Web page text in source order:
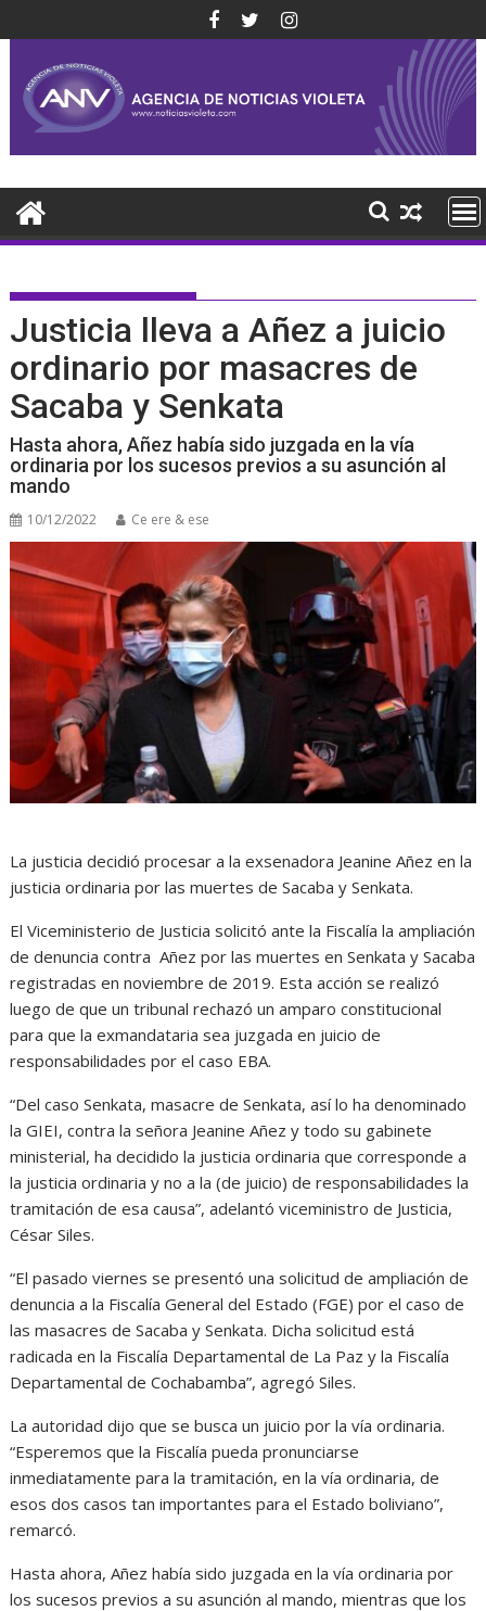
al
contenido
Justicia lleva a Añez a juicio
ordinario por masacres de
Sacaba y Senkata
Hasta ahora, Añez había sido juzgada en la vía
ordinaria por los sucesos previos a su asunción al
mando
10/12/2022 Ce ere & ese
La justicia decidió procesar a la exsenadora Jeanine Añez en la
justicia ordinaria por las muertes de Sacaba y Senkata.
El Viceministerio de Justicia solicitó ante la Fiscalía la ampliación
de denuncia contra Añez por las muertes en Senkata y Sacaba
registradas en noviembre de 2019. Esta acción se realizó
luego de que un tribunal rechazó un amparo constitucional
para que la exmandataria sea juzgada en juicio de
responsabilidades por el caso EBA.
“Del caso Senkata, masacre de Senkata, así lo ha denominado
la GIEI, contra la señora Jeanine Añez y todo su gabinete
ministerial, ha decidido la justicia ordinaria que corresponde a
la justicia ordinaria y no a la (de juicio) de responsabilidades la
tramitación de esa causa”, adelantó viceministro de Justicia,
César Siles.
“El pasado viernes se presentó una solicitud de ampliación de
denuncia a la Fiscalía General del Estado (FGE) por el caso de
las masacres de Sacaba y Senkata. Dicha solicitud está
radicada en la Fiscalía Departamental de La Paz y la Fiscalía
Departamental de Cochabamba”, agregó Siles.
La autoridad dijo que se busca un juicio por la vía ordinaria.
“Esperemos que la Fiscalía pueda pronunciarse
inmediatamente para la tramitación, en la vía ordinaria, de
esos dos casos tan importantes para el Estado boliviano”,
remarcó.
Hasta ahora, Añez había sido juzgada en la vía ordinaria por
los sucesos previos a su asunción al mando, mientras que los